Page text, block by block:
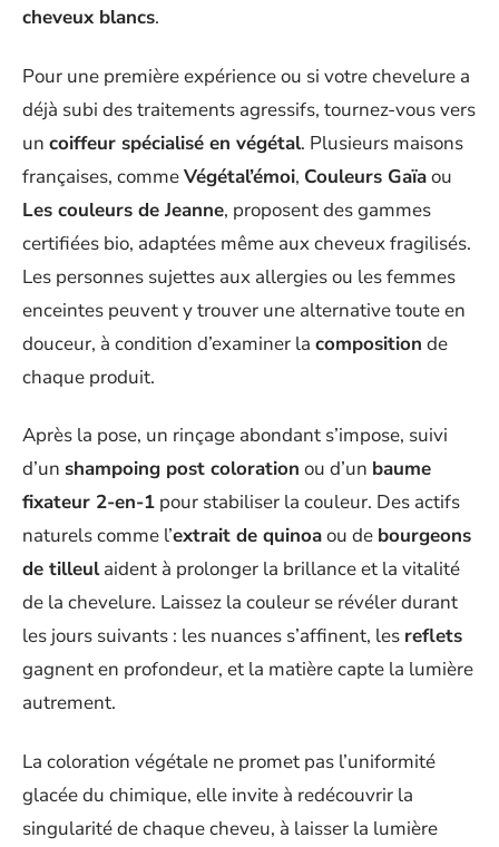
cheveux blancs.
Pour une première expérience ou si votre chevelure a
déjà subi des traitements agressifs, tournez-vous vers
un coiffeur spécialisé en végétal. Plusieurs maisons
françaises, commeVégétal’émoi, Couleurs Gaïaou
Les couleurs de Jeanne, proposent des gammes
certifiées bio, adaptées même aux cheveux fragilisés.
Les personnes sujettes aux allergies ou les femmes
enceintes peuvent y trouver une alternative toute en
douceur, à condition d’examiner la composition de
chaque produit.
Après la pose, un rinçage abondant s’impose, suivi
d’un shampoing post coloration ou d’un baume
fixateur 2-en-1 pour stabiliser la couleur. Des actifs
naturels comme l’extrait de quinoaou de bourgeons
de tilleulaident à prolonger la brillance et la vitalité
de la chevelure. Laissez la couleur se révéler durant
les jours suivants : les nuances s’affinent, les reflets
gagnent en profondeur, et la matière capte la lumière
autrement.
La coloration végétale ne promet pas l’uniformité
glacée du chimique, elle invite à redécouvrir la
singularité de chaque cheveu, à laisser la lumière